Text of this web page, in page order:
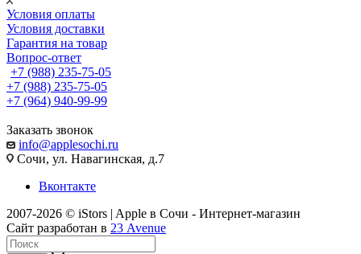
Условия оплаты
Условия доставки
Гарантия на товар
Вопрос-ответ
+7 (988) 235-75-05
+7 (988) 235-75-05
+7 (964) 940-99-99
Заказать звонок
info@applesochi.ru
Сочи, ул. Навагинская, д.7
Вконтакте
2007-2026 © iStors | Apple в Сочи - Интернет-магазин
Сайт разработан в 23 Avenue